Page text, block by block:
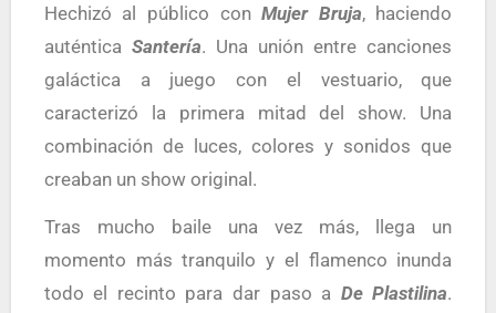
Hechizó al público conMujer Bruja, haciendo
auténtica Santería. Una unión entre canciones
galáctica a juego con el vestuario, que
caracterizó la primera mitad del show. Una
combinación de luces, colores y sonidos que
creaban un show original.
Tras mucho baile una vez más, llega un
momento más tranquilo y el flamenco inunda
todo el recinto para dar paso a De Plastilina.